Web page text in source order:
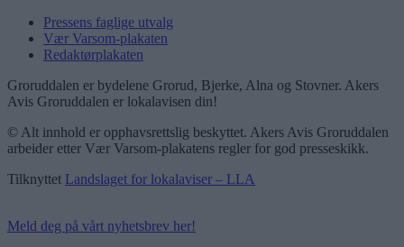
Pressens faglige utvalg
Vær Varsom-plakaten
Redaktørplakaten
Groruddalen er bydelene Grorud, Bjerke, Alna og Stovner. Akers
Avis Groruddalen er lokalavisen din!
© Alt innhold er opphavsrettslig beskyttet. Akers Avis Groruddalen
arbeider etter Vær Varsom-plakatens regler for god presseskikk.
Tilknyttet Landslaget for lokalaviser – LLA
Meld deg på vårt nyhetsbrev her!